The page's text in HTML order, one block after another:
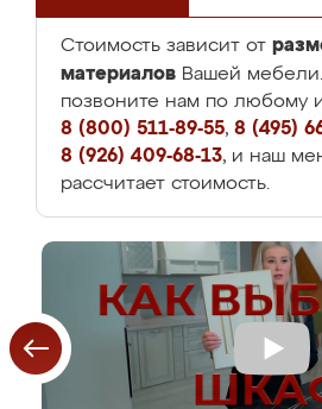
Стоимость зависит от
материалов Вашей
позвоните нам по любому
8 (800) 511-89-55, 8 (495)
8 (926) 409-68-13, и наш
рассчитает стоимость.